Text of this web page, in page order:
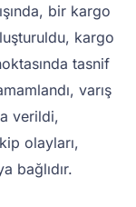
bir kargo
kargo
tasnif
varış
verildi,
olayları,
bağlıdır.